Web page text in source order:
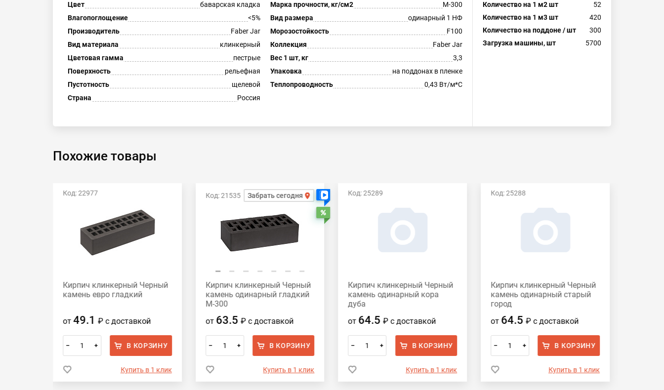
Цвет баварская кладка Марка прочности, кг/см2
М-300
Влагопоглощение
<5% Вид размера
одинарный 1 НФ
Производитель
Faber Jar Морозостойкость
F100
Вид материала
клинкерный Коллекция
Faber Jar
Цветовая гамма
пестрые Вес 1 шт, кг
3,3
Поверхность
рельефная Упаковка
на поддонах в пленке
Пустотность
щелевой Теплопроводность
0,43 Вт/м*С
Страна
Россия
Количество на 1 м2 шт
52
Количество на 1 м3 шт
420
Количество на поддоне / шт
300
Загрузка машины, шт
5700
Похожие товары
Код: 22977
Кирпич клинкерный Черный
камень евро гладкий
от 49.1 ₽ с доставкой
– + В КОРЗИНУ
Купить в 1 клик
Код: 21535 Забрать сегодня Есть видео
Кирпич клинкерный Черный
камень одинарный гладкий
М-300
от 63.5 ₽ с доставкой
– + В КОРЗИНУ
Купить в 1 клик
Код: 25289
Кирпич клинкерный Черный
камень одинарный кора
дуба
от 64.5₽с доставкой
– + В КОРЗИНУ
Купить в 1 клик
Код: 25288
Кирпич клинкерный Черный
камень одинарный старый
город
от 64.5₽с доставкой
– + В КОРЗИНУ
Купить в 1 клик